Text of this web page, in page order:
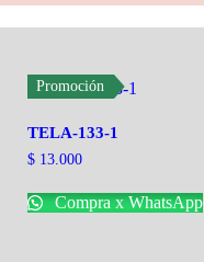
Promoción
TELA-133-1
$13.000
Compra x WhatsApp